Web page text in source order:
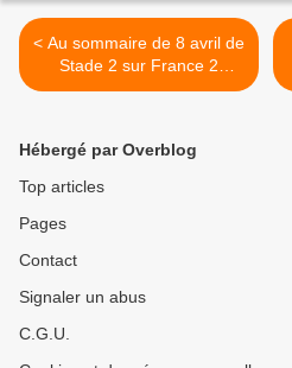
< Au sommaire de 8 avril de
Stade 2 sur France 2
(Paris-Roubaix, Tour de
Hébergé par Overblog
Top articles
Pages
Contact
Signaler un abus
C.G.U.